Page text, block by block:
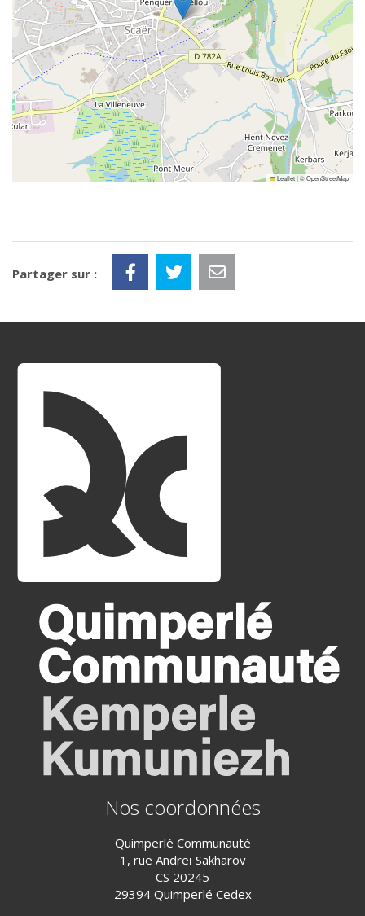
Leaflet|©OpenStreetMap
Partager sur :
Nos coordonnées
Quimperlé Communauté
1, rue Andreï Sakharov
CS 20245
29394 Quimperlé Cedex